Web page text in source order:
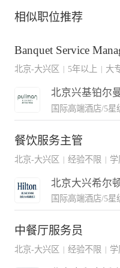
相似职位推荐
北京-大兴区 5年以上 大
北京兴基铂尔
国际高端酒店/5星
餐饮服务主管
北京-大兴区 | 经验不限 |
北京大兴希尔
国际高端酒店/5星
中餐厅服务员
北京-大兴区 经验不限